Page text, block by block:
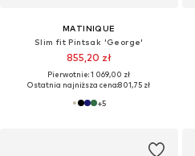
MATINIQUE
Slim fit Pintsak 'George'
855,20 zł
Pierwotnie: 1 069,00 zł
Ostatnia najniższa cena:801,75 zł
+5